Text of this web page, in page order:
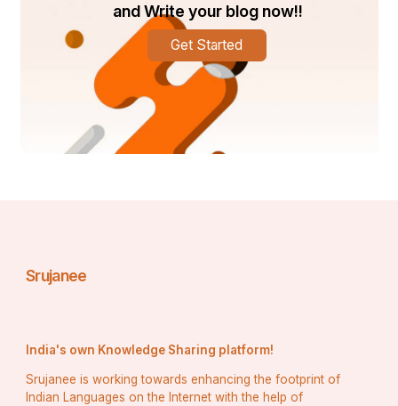
वो माता बन छाया देती,
और बहन हुयी तो "ढाल" बनी ..
पत्नी बन के मार्गदर्शक हुयी,
बेटी हुयी तो "स्नेह" अपार बनी ..
and Write your blog now!!
Get Started
Srujanee
India's own Knowledge Sharing platform!
Srujanee is working towards enhancing the footprint of
Indian Languages on the Internet with the help of